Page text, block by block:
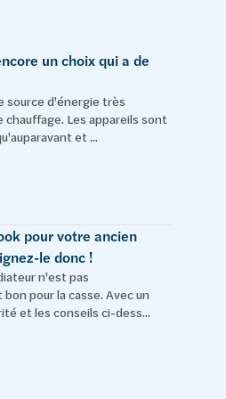
un choix qui a de
source d'énergie très
chauffage. Les appareils sont
et ...
pour votre ancien
le donc !
n'est pas
pour la casse. Avec un
et les conseils ci-dess...